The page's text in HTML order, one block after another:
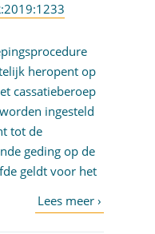
heropent op
cassatieberoep
ingesteld
tot de
geding op de
geldt voor het